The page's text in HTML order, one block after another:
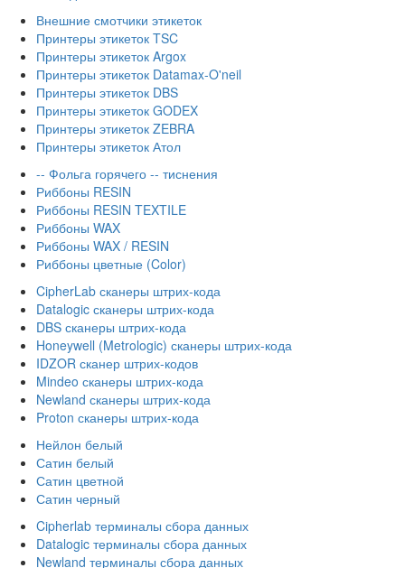
Внешние смотчики этикеток
Принтеры этикеток TSC
Принтеры этикеток Argox
Принтеры этикеток Datamax-O'neil
Принтеры этикеток DBS
Принтеры этикеток GODEX
Принтеры этикеток ZEBRA
Принтеры этикеток Атол
-- Фольга горячего -- тиснения
Риббоны RESIN
Риббоны RESIN TEXTILE
Риббоны WAX
Риббоны WAX / RESIN
Риббоны цветные (Color)
CipherLab сканеры штрих-кода
Datalogic сканеры штрих-кода
DBS сканеры штрих-кода
Honeywell (Metrologic) сканеры штрих-кода
IDZOR сканер штрих-кодов
Mindeo сканеры штрих-кода
Newland сканеры штрих-кода
Proton сканеры штрих-кода
Нейлон белый
Сатин белый
Сатин цветной
Сатин черный
Cipherlab терминалы сбора данных
Datalogic терминалы сбора данных
Newland терминалы сбора данных